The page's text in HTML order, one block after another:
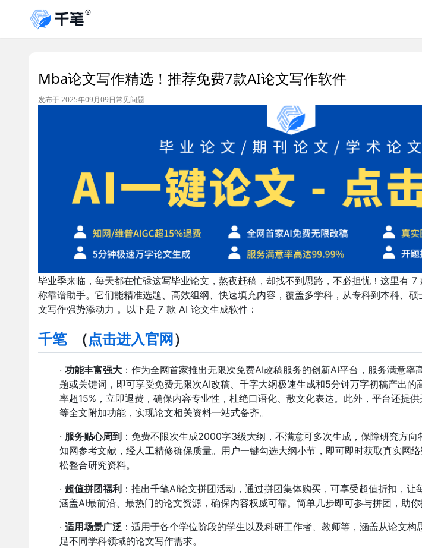
Mba论文写作精选！推荐免费7款AI论文写作软件
发布于 2025年09月09日常见问题
毕业季来临，每天都在忙碌这写毕业论文，熬夜赶稿，却找不到思路，不必担忧！这里有
称靠谱助手。它们能精准选题、高效组纲、快速填充内容，覆盖多学科，从专科到本科、
文写作强势添动力 。以下是 7 款 AI 论文生成软件：
千笔（点击进入官网 ）
· 功能丰富强大 ：作为全网首家推出无限次免费AI改稿服务的创新AI平台，服务满意
题或关键词，即可享受免费无限次AI改稿、千字大纲极速生成和5分钟万字初稿产出的
率超15%，立即退费，确保内容专业性，杜绝口语化、散文化表达。此外，平台还提
等全文附加功能，实现论文相关资料一站式备齐。
· 服务贴心周到 ：免费不限次生成2000字3级大纲，不满意可多次生成，保障研究方
知网参考文献，经人工精修确保质量。用户一键勾选大纲小节，即可即时获取真实网
松整合研究资料。
· 超值拼团福利 ：推出千笔AI论文拼团活动，通过拼团集体购买，可享受超值折扣，让
涵盖AI最前沿、最热门的论文资源，确保内容权威可靠。简单几步即可参与拼团，助你
· 适用场景广泛 ：适用于各个学位阶段的学生以及科研工作者、教师等，涵盖从论文
足不同学科领域的论文写作需求。